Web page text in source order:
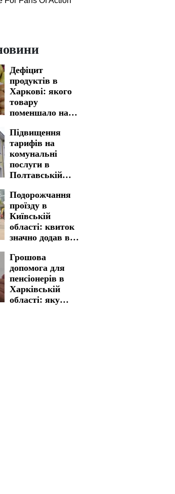
Дефіцит
продуктів в
Харкові: якого
товару
поменшало на
магазинів
Підвищення
тарифів на
комунальні
послуги в
Полтавській
вартість стала
реальністю
Подорожчання
проїзду в
Київській
області: квиток
значно додав в
Грошова
допомога для
пенсіонерів в
Харківській
області: яку